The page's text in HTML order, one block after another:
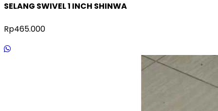
SELANG SWIVEL 1 INCH SHINWA
Rp465.000